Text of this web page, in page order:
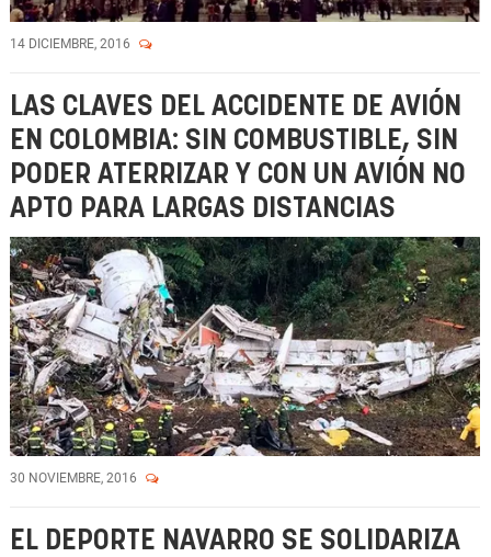
14 DICIEMBRE, 2016
LAS CLAVES DEL ACCIDENTE DE AVIÓN
EN COLOMBIA: SIN COMBUSTIBLE, SIN
PODER ATERRIZAR Y CON UN AVIÓN NO
APTO PARA LARGAS DISTANCIAS
30 NOVIEMBRE, 2016
EL DEPORTE NAVARRO SE SOLIDARIZA